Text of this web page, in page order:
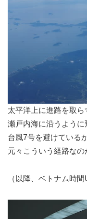
太平洋上に進路を取ら
瀬戸内海に沿うように
台風7号を避けている
元々こういう経路なの
（以降、ベトナム時間